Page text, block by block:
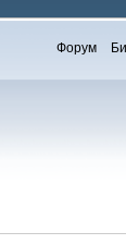
Форум